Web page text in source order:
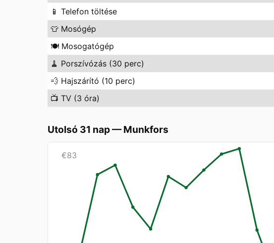
📱 Telefon töltése
👕 Mosógép
🍽️ Mosogatógép
🧹 Porszívózás (30 perc)
💨 Hajszárító (10 perc)
📺 TV (3 óra)
Utolsó 31 nap—Munkfors
€83